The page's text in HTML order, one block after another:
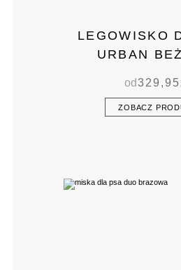
LEGOWISKO
URBAN
od329,95
ZOBACZ